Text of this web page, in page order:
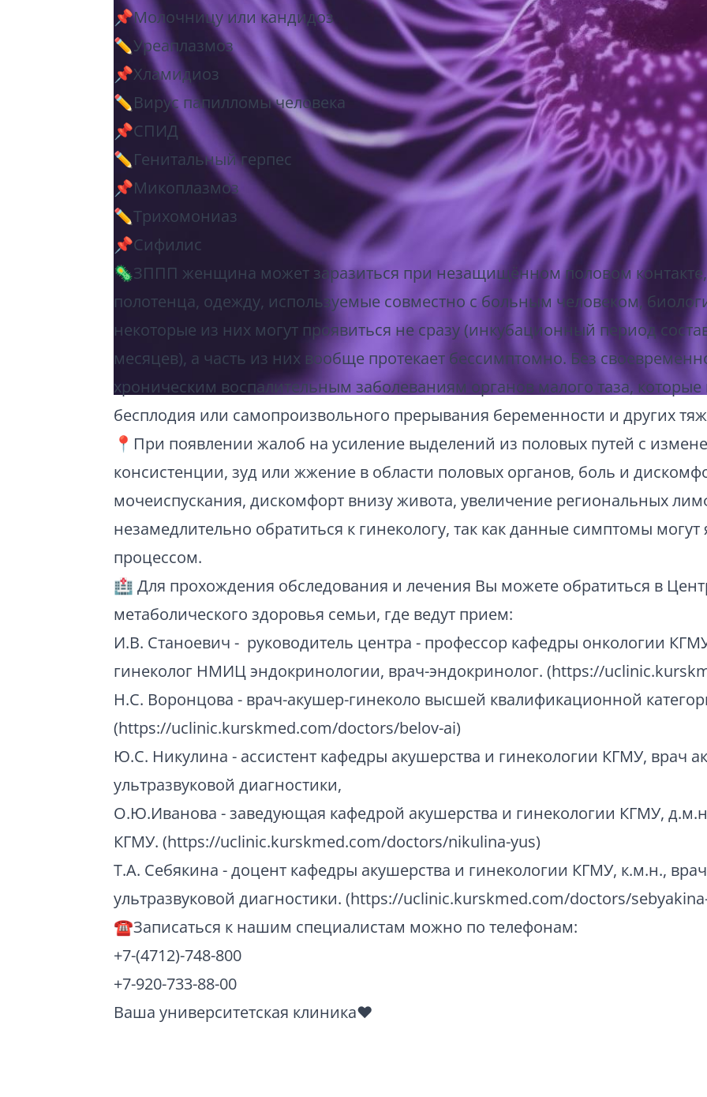
📌Молочницу или кандидоз
✏️Уреаплазмоз
📌Хламидиоз
✏️Вирус папилломы человека
📌СПИД
✏️Генитальный герпес
📌Микоплазмоз
✏️Трихомониаз
📌Сифилис
🦠ЗППП женщина может заразиться при незащищённом половом
полотенца, одежду, используемые совместно с больным человеком,
некоторые из них могут проявиться не сразу (инкубационный период
месяцев), а часть из них вообще протекает бессимптомно. Без
хроническим воспалительным заболеваниям органов малого таза, которые
бесплодия или самопроизвольного прерывания беременности и других
📍При появлении жалоб на усиление выделений из половых путей с
консистенции, зуд или жжение в области половых органов, боль и
мочеиспускания, дискомфорт внизу живота, увеличение региональных
незамедлительно обратиться к гинекологу, так как данные симптомы
процессом.
🏥 Для прохождения обследования и лечения Вы можете обратиться в
метаболического здоровья семьи, где ведут прием:
И.В. Станоевич - руководитель центра - профессор кафедры онкологии
гинеколог НМИЦ эндокринологии, врач-эндокринолог. (https://
Н.С. Воронцова - врач-акушер-гинеколо высшей квалификационной
(https://uclinic.kurskmed.com/doctors/belov-ai)
Ю.С. Никулина - ассистент кафедры акушерства и гинекологии КГМУ, врач
ультразвуковой диагностики,
О.Ю.Иванова - заведующая кафедрой акушерства и гинекологии КГМУ,
КГМУ. (https://uclinic.kurskmed.com/doctors/nikulina-yus)
Т.А. Себякина - доцент кафедры акушерства и гинекологии КГМУ, к.м.н.,
ультразвуковой диагностики. (https://uclinic.kurskmed.com/doctors/
☎️Записаться к нашим специалистам можно по телефонам:
+7-(4712)-748-800
+7-920-733-88-00
Ваша университетская клиника❤️